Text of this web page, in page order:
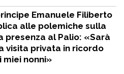
Emanuele Filiberto
alle polemiche sulla
presenza al Palio: «Sarà
visita privata in ricordo
miei nonni»